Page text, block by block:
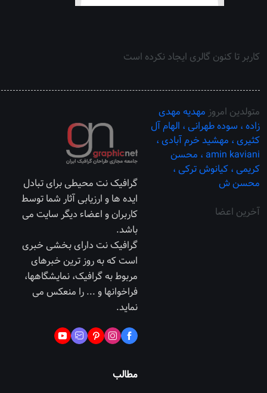
کاربر تا کنون گالری ایجاد نکرده است
متولدین امروز مهدیه مهدی
زاده ، سوده طهرانی ، الهام آل
کثیری ، مهشید خرم آبادی ،
amin kaviani ، محسن
کریمی ،کیانوش ترکی ،
محسن ش
آخرین اعضا
گرافیک نت محیطی برای تبادل
ایده ها و ارزیابی آثار شما توسط
کاربران و اعضاء دیگر سایت می
باشد.
گرافیک نت دارای بخشی خبری
است که به روز ترین خبرهای
مربوط به گرافیک، نمایشگاهها،
فراخوانها و ... را منعکس می
نماید.
مطالب